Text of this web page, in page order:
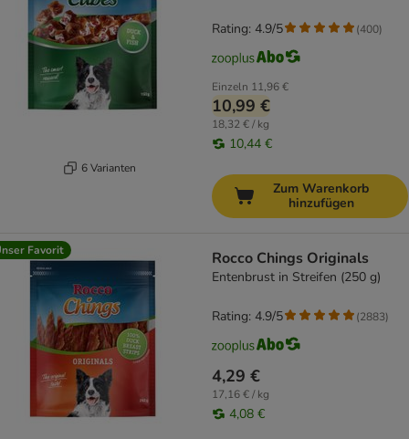
6 Varianten
Einzeln 11,96 €
10,99 €
18,32 € / kg
10,44 €
Rating: 4.9/5 (400)
Zum Warenkorb
hinzufügen
Favorit Rocco Chings Originals
Entenbrust in Streifen (250 g)
4,29 €
17,16 € / kg
4,08 €
Rating: 4.9/5 (2883)